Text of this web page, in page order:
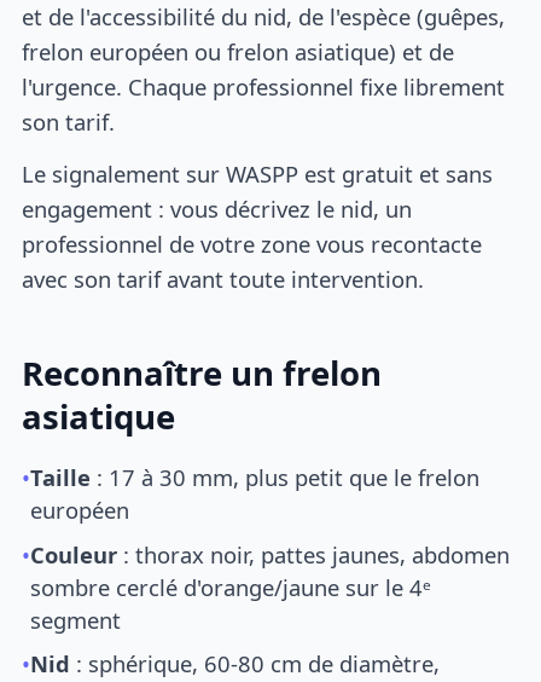
et de l'accessibilité du nid, de l'espèce (guêpes,
frelon européen ou frelon asiatique) et de
l'urgence. Chaque professionnel fixe librement
son tarif.
Le signalement sur WASPP est gratuit et sans
engagement : vous décrivez le nid, un
professionnel de votre zone vous recontacte
avec son tarif avant toute intervention.
Reconnaître un frelon
asiatique
•Taille : 17 à 30 mm, plus petit que le frelon
européen
•Couleur : thorax noir, pattes jaunes, abdomen
sombre cerclé d'orange/jaune sur le 4ᵉ
segment
•Nid : sphérique, 60-80 cm de diamètre,